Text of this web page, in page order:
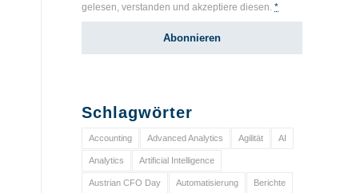
gelesen, verstanden und akzeptiere diesen.*
Schlagwörter
Accounting Advanced Analytics Agilität AI
Analytics Artificial Intelligence
Austrian CFO Day Automatisierung Berichte